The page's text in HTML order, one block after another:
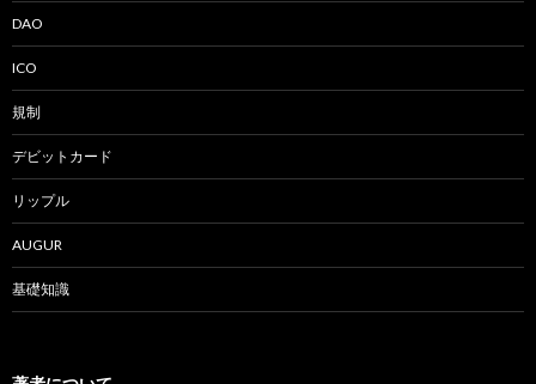
DAO
ICO
規制
デビットカード
リップル
AUGUR
基礎知識